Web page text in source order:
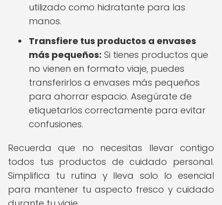
utilizado como hidratante para las
manos.
Transfiere tus productos a envases
más pequeños: Si tienes productos que
no vienen en formato viaje, puedes
transferirlos a envases más pequeños
para ahorrar espacio. Asegúrate de
etiquetarlos correctamente para evitar
confusiones.
Recuerda que no necesitas llevar contigo
todos tus productos de cuidado personal.
Simplifica tu rutina y lleva solo lo esencial
para mantener tu aspecto fresco y cuidado